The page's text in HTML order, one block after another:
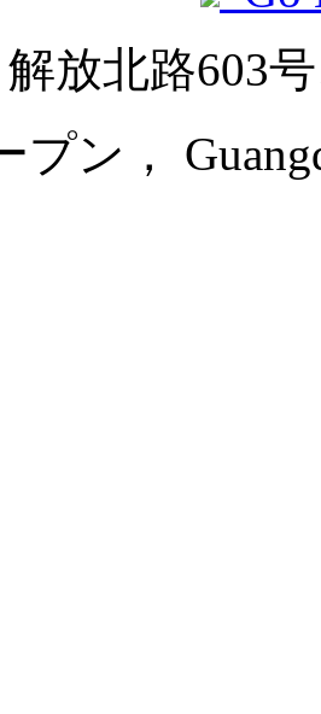
放北路603
プン，